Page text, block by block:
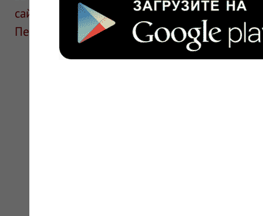
сайте для ознакомления и не является
Перед применением необходима